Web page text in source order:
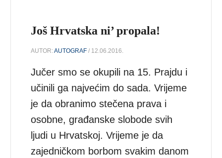
Još Hrvatska ni’ propala!
AUTOR:AUTOGRAF / 12.06.2016.
Jučer smo se okupili na 15. Prajdu i
učinili ga najvećim do sada. Vrijeme
je da obranimo stečena prava i
osobne, građanske slobode svih
ljudi u Hrvatskoj. Vrijeme je da
zajedničkom borbom svakim danom